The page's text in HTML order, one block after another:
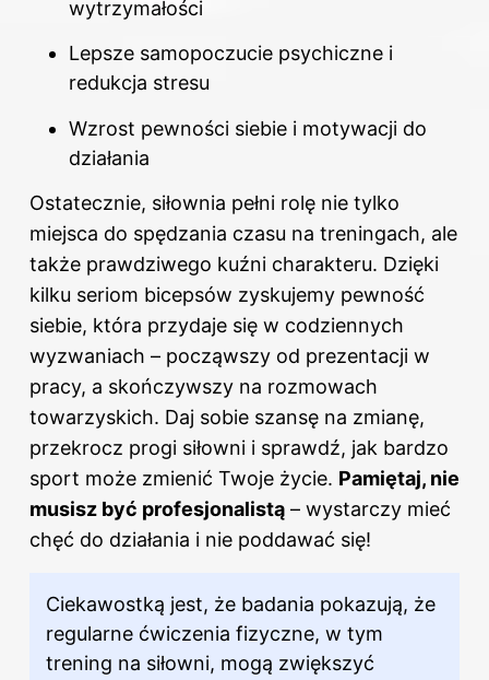
wytrzymałości
Lepsze samopoczucie psychiczne i
redukcja stresu
Wzrost pewności siebie i motywacji do
działania
Ostatecznie, siłownia pełni rolę nie tylko
miejsca do spędzania czasu na treningach, ale
także prawdziwego kuźni charakteru. Dzięki
kilku seriom bicepsów zyskujemy pewność
siebie, która przydaje się w codziennych
wyzwaniach – począwszy od prezentacji w
pracy, a skończywszy na rozmowach
towarzyskich. Daj sobie szansę na zmianę,
przekrocz progi siłowni i sprawdź, jak bardzo
sport może zmienić Twoje życie. Pamiętaj, nie
musisz być profesjonalistą – wystarczy mieć
chęć do działania i nie poddawać się!
Ciekawostką jest, że badania pokazują, że
regularne ćwiczenia fizyczne, w tym
trening na siłowni, mogą zwiększyć